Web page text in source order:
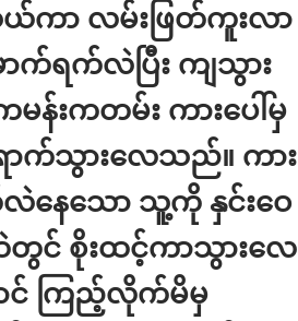
ာ လမ်းဖြတ်ကူးလာ
က်ရက်လဲပြီး ကျသွား
းကတမ်း ကားပေါ်မှ
က်သွားလေသည်။ ကား
နေသော သူ့ကို နှင်းဝေ
င် စိုးထင့်ကာသွားလေ
င် ကြည့်လိုက်မိမှ